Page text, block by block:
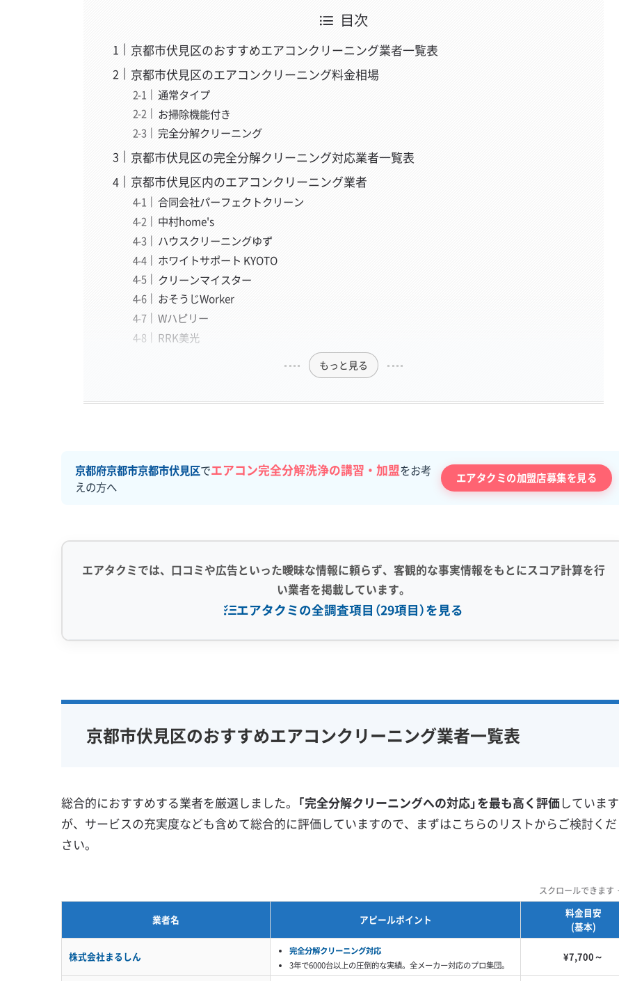
目次
京都市伏見区のおすすめエアコンクリーニング業者一覧表
京都市伏見区のエアコンクリーニング料金相場
通常タイプ
お掃除機能付き
完全分解クリーニング
京都市伏見区の完全分解クリーニング対応業者一覧表
京都市伏見区内のエアコンクリーニング業者
合同会社パーフェクトクリーン
中村home's
ハウスクリーニングゆず
ホワイトサポート KYOTO
クリーンマイスター
おそうじWorker
Wハピリー
RRK美光
もっと見る
京都府京都市京都市伏見区でエアコン完全分解洗浄の講習・加盟をお考
えの方へ
エアタクミの加盟店募集を見る
エアタクミでは、口コミや広告といった曖昧な情報に頼らず、客観的な事実情報をもとにスコア計算を行
い業者を掲載しています。
エアタクミの全調査項目（29項目）を見る
完全分解洗浄
部分クリーニング
家庭用エアコン
業務用エアコン
保証付き
アフターフォロー
アレルギー対策
ハウスダスト除去
定額料金 複数台割引
初回割引
即日対応可能
24時間対応
防汚コーティング
京都市伏見区のおすすめエアコンクリーニング業者一覧表
総合的におすすめする業者を厳選しました。 「完全分解クリーニングへの対応」を最も高く評価しています
が、サービスの充実度なども含めて総合的に評価していますので、まずはこちらのリストからご検討くだ
さい。
スクロールできます
業者名 アピールポイント
料金目安
(基本)
株式会社まるしん
完全分解クリーニング対応
3年で6000台以上の圧倒的な実績。全メーカー対応のプロ集団。
¥7,700～